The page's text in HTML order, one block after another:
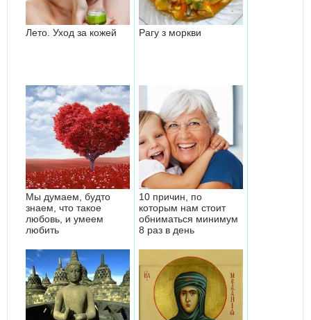
Лето. Уход за кожей Рагу з моркви
Мы думаем, будто
знаем, что такое
любовь, и умеем
любить
10 причин, по
которым нам стоит
обниматься минимум
8 раз в день